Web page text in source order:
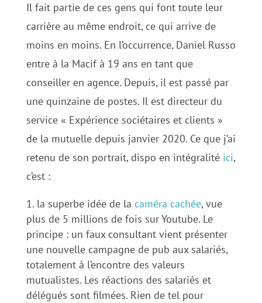
Il fait partie de ces gens qui font toute leur
carrière au même endroit, ce qui arrive de
moins en moins. En l’occurrence, Daniel Russo
entre à la Macif à 19 ans en tant que
conseiller en agence. Depuis, il est passé par
une quinzaine de postes. Il est directeur du
service « Expérience sociétaires et clients »
de la mutuelle depuis janvier 2020. Ce que j’ai
retenu de son portrait, dispo en intégralité ici,
c’est :
la superbe idée de la caméra cachée, vue
plus de 5 millions de fois sur Youtube. Le
principe : un faux consultant vient présenter
une nouvelle campagne de pub aux salariés,
totalement à l’encontre des valeurs
mutualistes. Les réactions des salariés et
délégués sont filmées. Rien de tel pour